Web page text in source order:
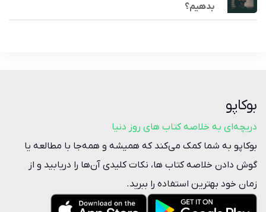
بدهیم؟
بوکاپو
دریچه‌ای به خلاصه کتاب‌ های روز دنیا
بوکاپو به شما کمک می‌کند که همیشه و همه‌جا با مطالعه یا
گوش دادن خلاصه‌ کتاب ها، نکات کلیدی آن‌ها را دریابید و از
زمان خود بهترین استفاده را ببرید.